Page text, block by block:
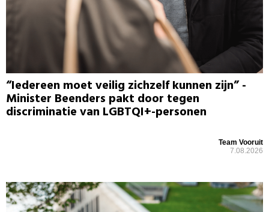
“Iedereen moet veilig zichzelf kunnen zijn” -
Minister Beenders pakt door tegen
discriminatie van LGBTQI+-personen
Team Vooruit
7.08.2026